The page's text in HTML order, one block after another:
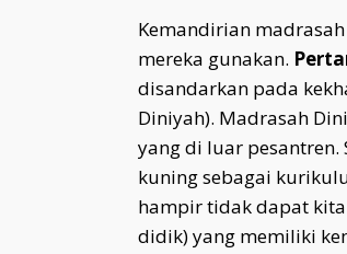
Kemandirian
mereka gunakan.
disandarkan pada
Diniyah). Madrasah
yang di luar pesantren.
kuning sebagai
hampir tidak dapat
didik) yang memiliki